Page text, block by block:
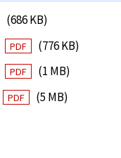
(686 KB)
PDF
(776 KB)
PDF
(1 MB)
PDF
(5 MB)